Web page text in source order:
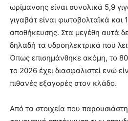
ωρίμανσης είναι συνολικά 5,9
γιγαβάτ είναι φωτοβολταϊκά και
αποθήκευσης. Στα μεγέθη αυτά
δηλαδή τα υδροηλεκτρικά που
Όπως επισημάνθηκε ακόμη, το
το 2026 έχει διασφαλιστεί ενώ
πιθανές εξαγορές στον κλάδο.
Από τα στοιχεία που